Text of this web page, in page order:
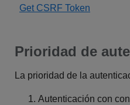
Get CSRF Token
Prioridad de
La prioridad de la
Autenticación con